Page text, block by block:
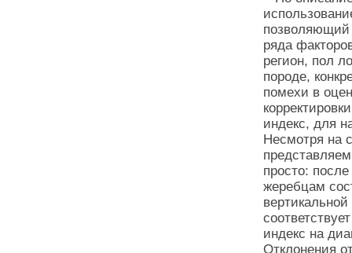
позволяющий
ряда
регион, пол
породе,
помехи в
индекс, для
Несмотря на
просто:
жеребцам
индекс на
Отклонения